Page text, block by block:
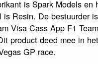
is Spark Models en
is Resin. De bestuurder
Visa Cass App F1
product deed mee in
GP race.